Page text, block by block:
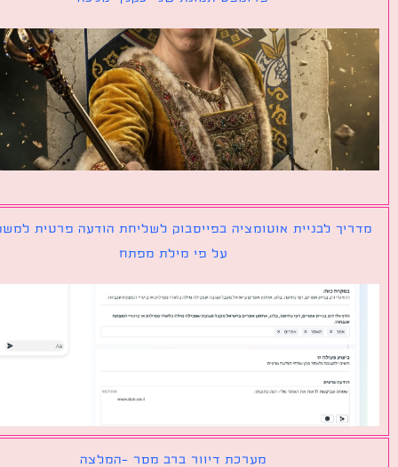
לבניית אוטומציה בפייסבוק לשליחת הודעה פרטית למשתמש
על פי מילת מפתח
מערכת דיוור ברב מסר -המלצה